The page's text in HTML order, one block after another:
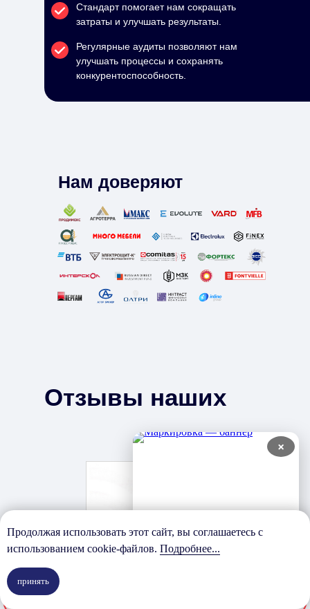
Стандарт помогает нам сокращать
затраты и улучшать результаты.
Регулярные аудиты позволяют нам
улучшать процессы и сохранять
конкурентоспособность.
Нам доверяют
Отзывы наших
клиентов
Продолжая использовать этот сайт, вы соглашаетесь с
использованием cookie-файлов. Подробнее...
принять
×